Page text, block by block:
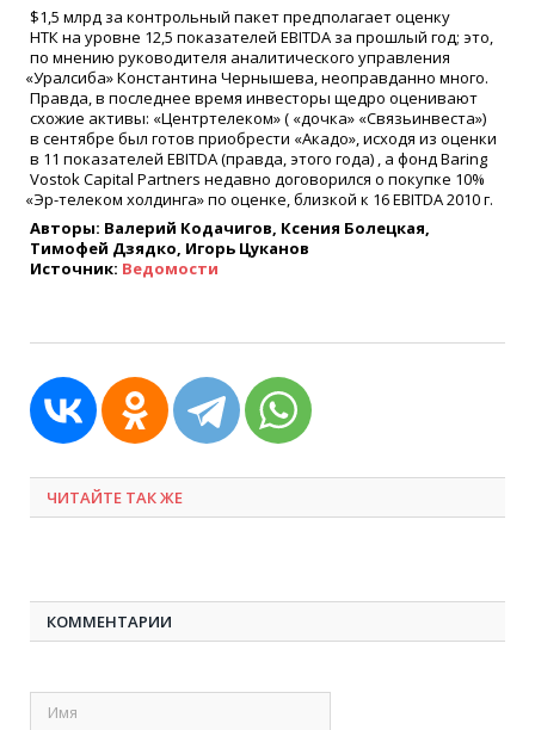
$1,5 млрд за контрольный пакет предполагает оценку
НТК на уровне 12,5 показателей EBITDA за прошлый год; это,
по мнению руководителя аналитического управления
«Уралсиба» Константина Чернышева, неоправданно много.
Правда, в последнее время инвесторы щедро оценивают
схожие активы: «Центртелеком»( «дочка» «Связьинвеста»)
в сентябре был готов приобрести «Акадо», исходя из оценки
в 11 показателей EBITDA(правда, этого года) , а фонд Baring
Vostok Capital Partners недавно договорился о покупке 10%
«Эр-телеком холдинга» по оценке, близкой к 16 EBITDA 2010 г.
Авторы: Валерий Кодачигов, Ксения Болецкая,
Тимофей Дзядко, Игорь Цуканов
Источник: Ведомости
ЧИТАЙТЕ ТАК ЖЕ
КОММЕНТАРИИ